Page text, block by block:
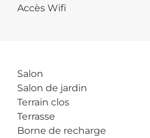
Accès Wifi
Salon
Salon de jardin
Terrain clos
Terrasse
Borne de recharge